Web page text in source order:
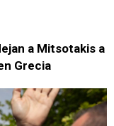
a Mitsotakis a
Grecia